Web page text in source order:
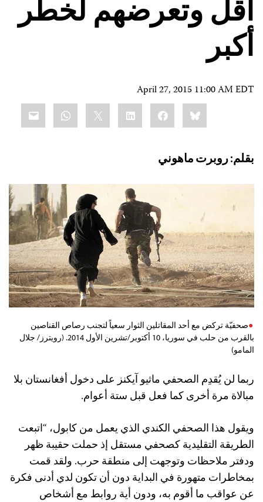
أقل وتعرضهم لخطر
أكبر
April 27, 2015 11:00 AM EDT
Bluesky
Facebook
LinkedIn
بقلم: روبرت ماهوني
صحفيّة تركض مع أحد المقاتلين الثوار سعياً لتجنب رصاص القناصين
بالقرب من حلب في سوريا، 10 أكتوبر/تشرين الأول 2014. (رويترز/ جلال
المامو)
ربما لن يُقدِم الصحفي ماثيو آيكنز على دخول أفغانستان بلا
مبالاة مرة أخرى كما فعل قبل ستة أعوام.
ويقول هذا الصحفي الكندي الذي يعمل من كابول، “اتبعت
الطريقة التقليدية كصحفي مستقل إذ حملت حقيبة ظهر
ودفتر ملاحظات وتوجهت إلى منطقة حرب. ولقد قمت
بمخاطرات متهورة في البداية دون أن تكون لدي أدنى فكرة
عن عواقب ما أقوم به، ودون أية روابط مع أشخاص